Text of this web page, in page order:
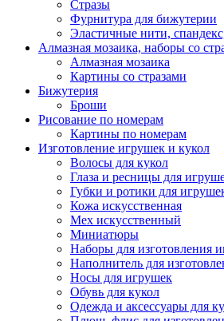
Стразы
Фурнитура для бижутерии
Эластичные нити,
Алмазная мозаика, наборы со
Алмазная мозаика
Картины co стразами
Бижутерия
Броши
Рисование по номерам
Картины по номерам
Изготовление игрушек и кукол
Волосы для кукол
Глаза и ресницы для
Губки и ротики для
Кожа искусственная
Мех искусственный
Миниатюры
Наборы для изготовления
Наполнитель для
Носы для игрушек
Обувь для кукол
Одежда и аксессуары для